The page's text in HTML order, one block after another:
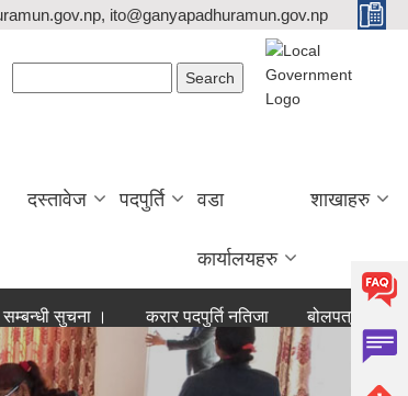
ito@ganyapadhuramun.gov.np
दस्तावेज पदपुर्ति वडा
कार्यालयहरु
शाखाहरु
सुचना । करार पदपुर्ति नतिजा बोलपत्र आह्वान सम्बन्धी